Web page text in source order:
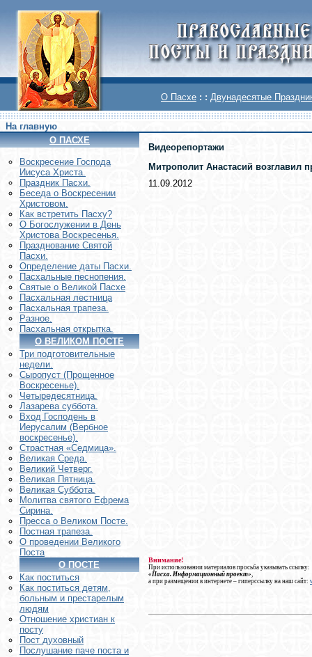
О Пасхе : : Двунадесятые
На главную
О ПАСХЕ
Воскреcение Господа
Иисуса Христа.
Праздник Пасхи.
Беседа о Воскресении
Христовом.
Как встретить Пасху?
О Богослужении в День
Христова Воскресенья.
Празднование Святой
Пасхи.
Определение даты Пасхи.
Пасхальные песнопения.
Святые о Великой Пасхе
Пасхальная лестница
Пасхальная трапеза.
Разное.
Пасхальная открытка.
О ВЕЛИКОМ ПОСТЕ
Три подготовительные
недели.
Сыропуст (Прощенное
Воскресенье).
Четыредесятница.
Лазарева суббота.
Вход Господень в
Иерусалим (Вербное
воскресенье).
Страстная «Седмица».
Великая Среда.
Великий Четверг.
Великая Пятница.
Великая Суббота.
Молитва святого Ефрема
Сирина.
Пресса о Великом Посте.
Постная трапеза.
О проведении Великого
Поста
О ПОСТЕ
Как поститься
Как поститься детям,
больным и престарелым
людям
Отношение христиан к
посту
Пост духовный
Послушание паче поста и
Видеорепортажи
Митрополит Анастасий возглавил
11.09.2012
Внимание!
При использовании материалов просьба указывать ссылку:
«Пасха. Информационный проект»
а при размещении в интернете – гиперссылку на наш сайт: